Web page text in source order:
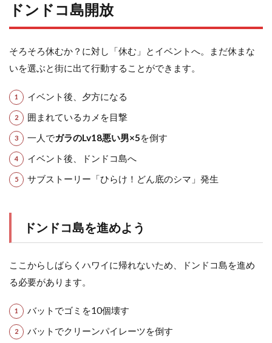
ドンドコ島開放
そろそろ休むか？に対し「休む」とイベントへ。まだ休まな
いを選ぶと街に出て行動することができます。
イベント後、夕方になる
囲まれているカメを目撃
一人でガラのLv18悪い男×5を倒す
イベント後、ドンドコ島へ
サブストーリー「ひらけ！どん底のシマ」発生
ドンドコ島を進めよう
ここからしばらくハワイに帰れないため、ドンドコ島を進め
る必要があります。
バットでゴミを10個壊す
バットでクリーンパイレーツを倒す